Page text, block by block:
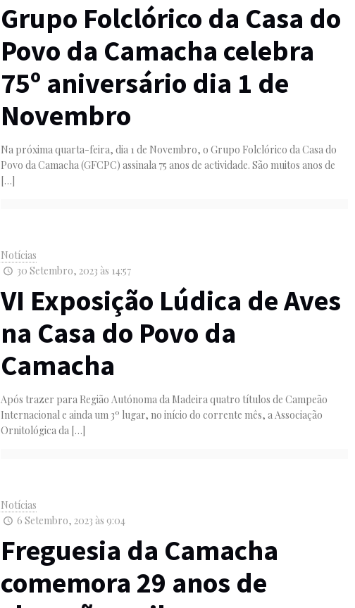
Grupo Folclórico da Casa do
Povo da Camacha celebra
75º aniversário dia 1 de
Novembro
Na próxima quarta-feira, dia 1 de Novembro, o Grupo Folclórico da Casa do
Povo da Camacha (GFCPC) assinala 75 anos de actividade. São muitos anos de
[…]
Notícias
30 Setembro, 2023 às 14:57
VI Exposição Lúdica de Aves
na Casa do Povo da
Camacha
Após trazer para Região Autónoma da Madeira quatro títulos de Campeão
Internacional e ainda um 3º lugar, no início do corrente mês, a Associação
Ornitológica da […]
Notícias
6 Setembro, 2023 às 9:04
Freguesia da Camacha
comemora 29 anos de